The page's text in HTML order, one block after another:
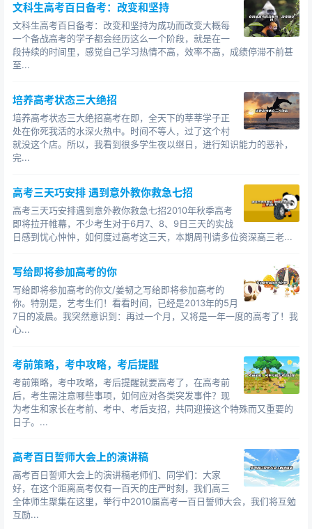
文科生高考百日备考：改变和坚持
文科生高考百日备考：改变和坚持为成功而改变大概每
一个备战高考的学子都会经历这么一个阶段，就是在一
段持续的时间里，感觉自己学习热情不高，效率不高，成绩停滞不前甚
至...
培养高考状态三大绝招
培养高考状态三大绝招高考在即，全天下的莘莘学子正
处在你死我活的水深火热中。时间不等人，过了这个村
就没这个店。所以，我看到很多学生夜以继日，进行知识能力的恶补，
完...
高考三天巧安排 遇到意外教你救急七招
高考三天巧安排遇到意外教你救急七招2010年秋季高考
即将拉开帷幕，不少考生对于6月7、8、9日三天的实战
日感到忧心忡忡，如何度过高考这三天，本期周刊请多位资深高三老...
写给即将参加高考的你
写给即将参加高考的你文/姜韧之写给即将参加高考的
你。特别是，艺考生们！看看时间，已经是2013年的5月
7日的凌晨。我突然意识到：再过一个月，又将是一年一度的高考了！我
心...
考前策略，考中攻略，考后提醒
考前策略，考中攻略，考后提醒就要高考了，在高考前
后，考生需注意哪些事项，如何应对各类突发事件？现
为考生和家长在考前、考中、考后支招，共同迎接这个特殊而又重要的
日子。...
高考百日誓师大会上的演讲稿
高考百日誓师大会上的演讲稿老师们、同学们：大家
好，在这个距离高考仅有一百天的庄严时刻，我们高三
全体师生聚集在这里，举行中2010届高考一百日誓师大会，我们将互勉
互励...